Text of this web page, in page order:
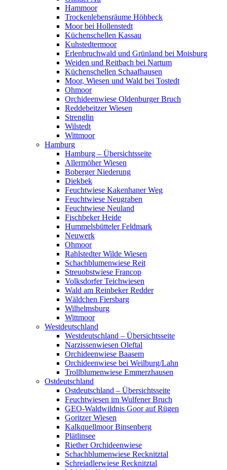
Hammoor
Trockenlebensräume Höhbeck
Moor bei Hollenstedt
Küchenschellen Kassau
Kuhstedtermoor
Erlenbruchwald und Grünland bei Moisburg
Weiden und Reitbach bei Nartum
Küchenschellen Schaafhausen
Moor, Wiesen und Wald bei Tostedt
Ohmoor
Orchideenwiese Oldenburger Bruch
Reddebeitzer Wiesen
Strenglin
Wilstedt
Wittmoor
Hamburg
Hamburg – Übersichtsseite
Allermöher Wiesen
Boberger Niederung
Diekbek
Feuchtwiese Kakenhaner Weg
Feuchtwiese Neugraben
Feuchtwiese Neuland
Fischbeker Heide
Hummelsbütteler Feldmark
Neuwerk
Ohmoor
Rahlstedter Wilde Wiesen
Schachblumenwiese Reit
Streuobstwiese Francop
Volksdorfer Teichwiesen
Wald am Reinbeker Redder
Wäldchen Fiersbarg
Wilhelmsburg
Wittmoor
Westdeutschland
Westdeutschland – Übersichtsseite
Narzissenwiesen Oleftal
Orchideenwiese Baasem
Orchideenwiese bei Weilburg/Lahn
Trollblumenwiese Emmerzhausen
Ostdeutschland
Ostdeutschland – Übersichtsseite
Feuchtwiesen im Wulfener Bruch
GEO-Waldwildnis Goor auf Rügen
Goritzer Wiesen
Kalkquellmoor Binsenberg
Plätlinsee
Riether Orchideenwiese
Schachblumenwiese Recknitztal
Schreiadlerwiese Recknitztal